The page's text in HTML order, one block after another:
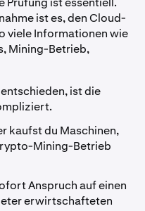
ist es, den Cloud-
viele Informationen wie
Mining-Betrieb,
ist die
kaufst du Maschinen,
Mining-Betrieb
Anspruch auf einen
erwirtschafteten